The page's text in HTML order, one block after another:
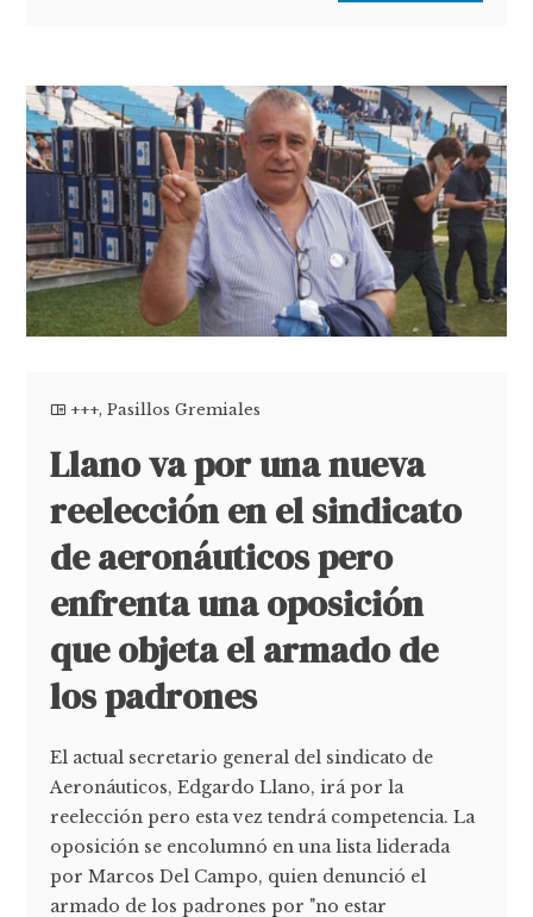
+++,Pasillos Gremiales
Llano va por una nueva
reelección en el sindicato
de aeronáuticos pero
enfrenta una oposición
que objeta el armado de
los padrones
El actual secretario general del sindicato de
Aeronáuticos, Edgardo Llano, irá por la
reelección pero esta vez tendrá competencia. La
oposición se encolumnó en una lista liderada
por Marcos Del Campo, quien denunció el
armado de los padrones por "no estar